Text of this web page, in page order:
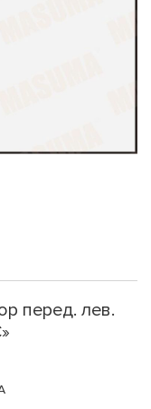
перед. лев.